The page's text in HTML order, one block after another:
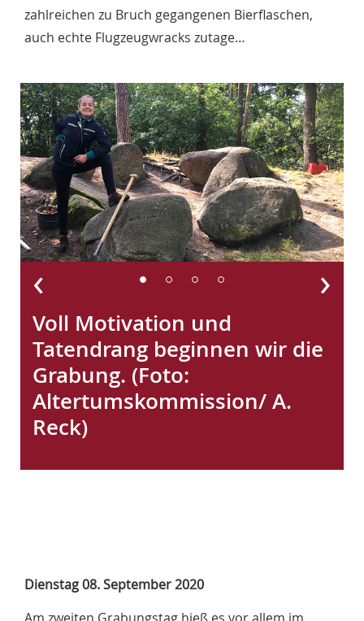
zahlreichen zu Bruch gegangenen Bierflaschen,
auch echte Flugzeugwracks zutage…
Voll Motivation und
Tatendrang beginnen wir die
Grabung. (Foto:
Altertumskommission/ A.
Reck)
‹ ›
Dienstag 08. September 2020